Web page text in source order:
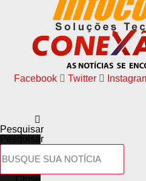
Facebook Twitter
Pesquisar
Pesquisar